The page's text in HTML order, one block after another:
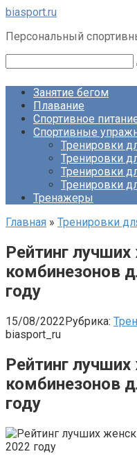
Перейти
контенту
biasport.ru
Персональный
Занятие бегом
Плавание
Спортивное
Спортивные
Тренировки
Тренировки
Тренировки
Тренировки
Тренажеры
Главная » Тренировки
Рейтинг
комбинезонов
году
15/08/2022Рубрика:
biasport_ru
Рейтинг
комбинезонов
году